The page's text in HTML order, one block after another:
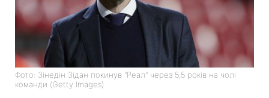
Фото: Зінедін Зідан покинув "Реал" через 5,5 років на чолі
команди (Getty Images)